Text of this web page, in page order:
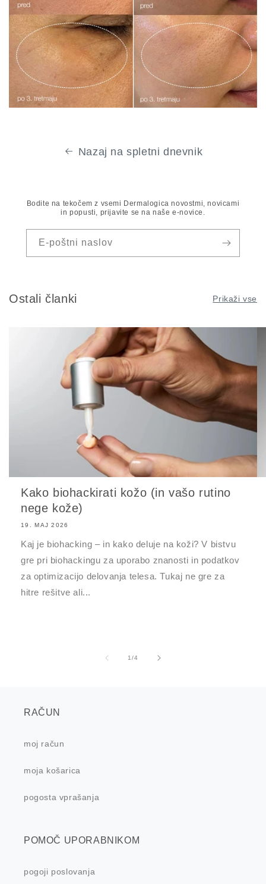
Nazaj na spletni dnevnik
Bodite na tekočem z vsemi Dermalogica novostmi, novicami
in popusti, prijavite se na naše e-novice.
E-poštni naslov
Ostali članki Prikaži vse
Kako biohackirati kožo (in vašo rutino
nege kože)
19. MAJ 2026
Kaj je biohacking – in kako deluje na koži? V bistvu
gre pri biohackingu za uporabo znanosti in podatkov
za optimizacijo delovanja telesa. Tukaj ne gre za
hitre rešitve ali...
1/od4
RAČUN
moj račun
moja košarica
pogosta vprašanja
POMOČ UPORABNIKOM
pogoji poslovanja